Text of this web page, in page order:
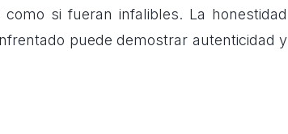
si fueran infalibles. La honestidad
puede demostrar autenticidad y